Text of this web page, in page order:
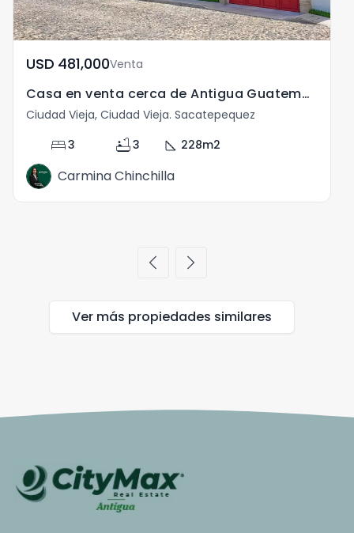
USD	481,000Venta
Casa en venta cerca de Antigua Guatemala
Ciudad Vieja, Ciudad Vieja. Sacatepequez
bed3 bathtub3 square_foot 228m2
Carmina Chinchilla
chevron_left chevron_right
Ver más propiedades similares